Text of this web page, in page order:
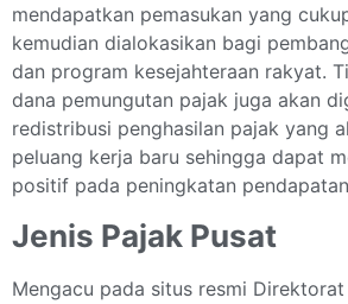
mendapatkan pemasukan yang
kemudian dialokasikan bagi
dan program kesejahteraan rakyat.
dana pemungutan pajak juga akan
redistribusi penghasilan pajak yang
peluang kerja baru sehingga dapat
positif pada peningkatan
Jenis Pajak Pusat
Mengacu pada situs resmi